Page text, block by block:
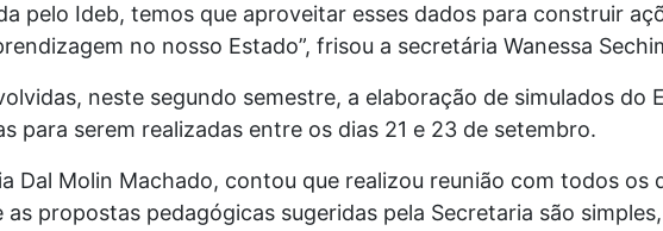
pelo Ideb, temos que aproveitar esses dados para construir
no nosso Estado”, frisou a secretária Wanessa
neste segundo semestre, a elaboração de simulados do
para serem realizadas entre os dias 21 e 23 de setembro.
Dal Molin Machado, contou que realizou reunião com todos os
propostas pedagógicas sugeridas pela Secretaria são